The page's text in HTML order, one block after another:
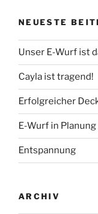
NEUESTE
Unser E-Wurf ist
Cayla ist tragend!
Erfolgreicher
E-Wurf in Planung
Entspannung
ARCHIV